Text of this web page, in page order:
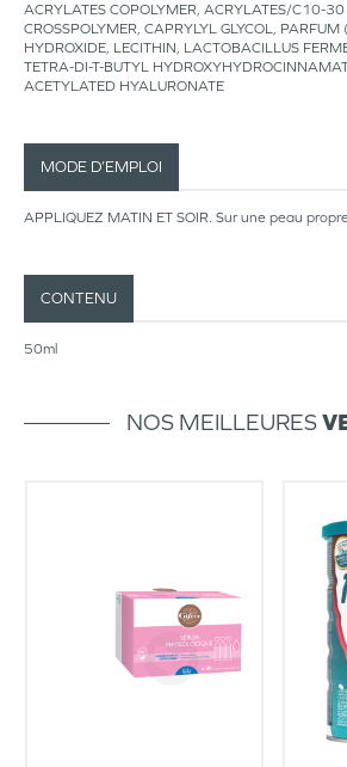
ACRYLATES COPOLYMER, ACRYLATES/C10-
CROSSPOLYMER, CAPRYLYL GLYCOL,
HYDROXIDE, LECITHIN, LACTOBACILLUS
TETRA-DI-T-BUTYL
ACETYLATED HYALURONATE
MODE D’EMPLOI
APPLIQUEZ MATIN ET SOIR. Sur une peau
CONTENU
50ml
NOS MEILLEURES